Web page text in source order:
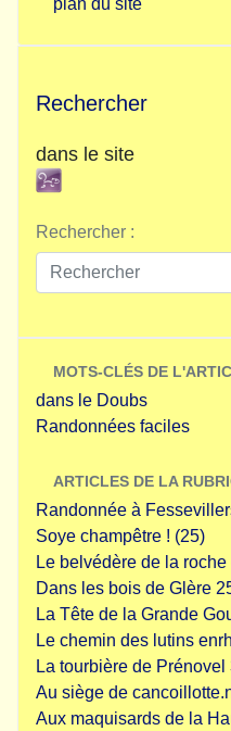
plan du site
Rechercher
dans le site
Rechercher :
MOTS-CLÉS DE
dans le Doubs
Randonnées faciles
ARTICLES DE LA
Randonnée à
Soye champêtre ! (25)
Le belvédère de la roche
Dans les bois de Glère
La Tête de la Grande
Le chemin des lutins
La tourbière de Prénovel
Au siège de
Aux maquisards de la